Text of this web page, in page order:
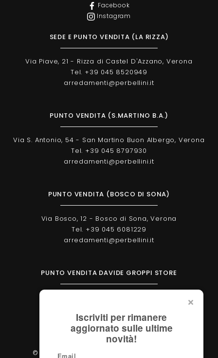
Facebook
Instagram
SEDE E PUNTO VENDITA (LA RIZZA)
Via Piave, 21 - Rizza di Castel D'Azzano, Verona
Tel. +39 045 8520949
arredamenti@perbellini.it
PUNTO VENDITA (S.MARTINO B.A.)
Via S. Antonio, 54 - San Martino Buon Albergo, Verona
Tel. +39 045 8797930
arredamenti@perbellini.it
PUNTO VENDITA (BOSCO DI SONA)
Via Bosco, 12 - Bosco di Sona, Verona
Tel. +39 045 6081229
arredamenti@perbellini.it
PUNTO VENDITA DAVIDE GROPPI STORE
verona@davidegroppi.store
© 2026 - Perbellini Arredamenti S.r.l. - P.IVA
Iscriviti per rimanere
aggiornato sulle ultime
novità!
Email